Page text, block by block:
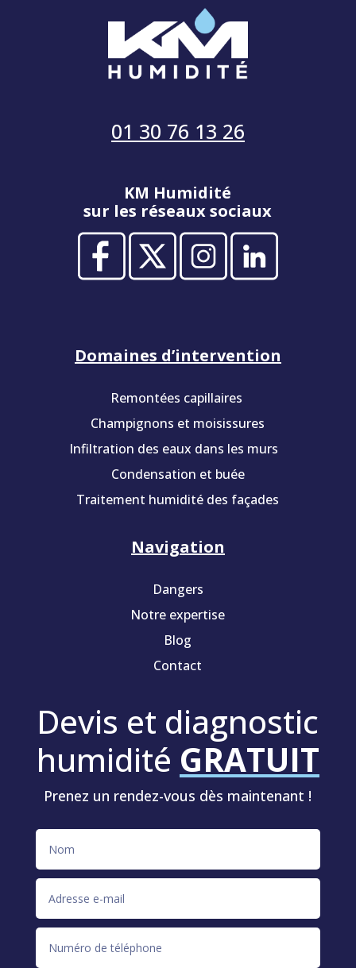
01 30 76 13 26
KM Humidité
sur les réseaux sociaux
Domaines d’intervention
Remontées capillaires
Champignons et moisissures
Infiltration des eaux dans les murs
Condensation et buée
Traitement humidité des façades
Navigation
Dangers
Notre expertise
Blog
Contact
Devis et diagnostic
humidité GRATUIT
Prenez un rendez-vous dès maintenant !